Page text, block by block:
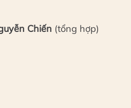
Chiến (tổng hợp)